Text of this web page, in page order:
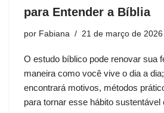
para Entender a Bíblia
por Fabiana 21 de março de 2026
O estudo bíblico pode renovar sua
maneira como você vive o dia a
encontrará motivos, métodos
para tornar esse hábito sustentável